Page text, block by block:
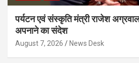
पर्यटन एवं संस्कृति मंत्री राजेश
अपनाने का संदेश
August 7, 2026 News Desk